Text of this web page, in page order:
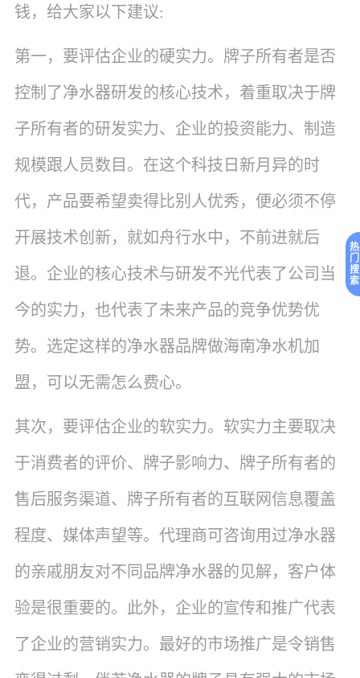
钱，给大家以下建议:
第一，要评估企业的硬实力。牌子所有者是否
控制了净水器研发的核心技术，着重取决于牌
子所有者的研发实力、企业的投资能力、制造
规模跟人员数目。在这个科技日新月异的时
代，产品要希望卖得比别人优秀，便必须不停
开展技术创新，就如舟行水中，不前进就后
退。企业的核心技术与研发不光代表了公司当
今的实力，也代表了未来产品的竞争优势优
势。选定这样的净水器品牌做海南净水机加
盟，可以无需怎么费心。
其次，要评估企业的软实力。软实力主要取决
于消费者的评价、牌子影响力、牌子所有者的
售后服务渠道、牌子所有者的互联网信息覆盖
程度、媒体声望等。代理商可咨询用过净水器
的亲戚朋友对不同品牌净水器的见解，客户体
验是很重要的。此外，企业的宣传和推广代表
了企业的营销实力。最好的市场推广是令销售
热
门
搜
索